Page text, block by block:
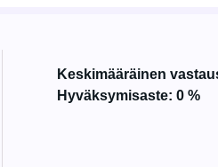
Keskimääräinen
Hyväksymisaste: 0 %